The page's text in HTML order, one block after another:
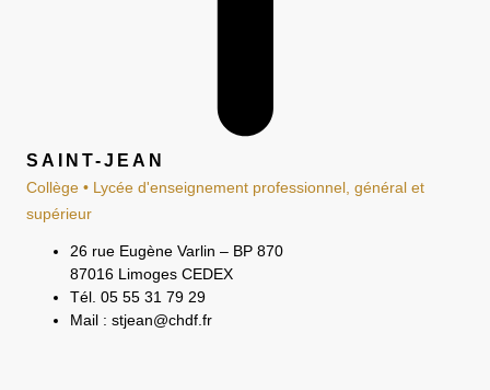
SAINT-JEAN
Collège • Lycée d'enseignement professionnel, général et
supérieur
26 rue Eugène Varlin – BP 870
87016 Limoges CEDEX
Tél. 05 55 31 79 29
Mail : stjean@chdf.fr